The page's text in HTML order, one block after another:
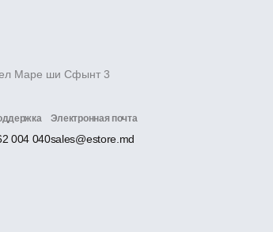
Маре ши Сфынт 3
004 040
Электронная почта
sales@estore.md